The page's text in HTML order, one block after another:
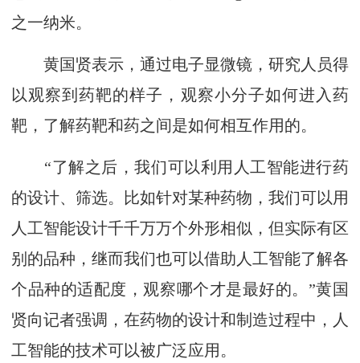
之一纳米。
黄国贤表示，通过电子显微镜，研究人员得
以观察到药靶的样子，观察小分子如何进入药
靶，了解药靶和药之间是如何相互作用的。
“了解之后，我们可以利用人工智能进行药
的设计、筛选。比如针对某种药物，我们可以用
人工智能设计千千万万个外形相似，但实际有区
别的品种，继而我们也可以借助人工智能了解各
个品种的适配度，观察哪个才是最好的。”黄国
贤向记者强调，在药物的设计和制造过程中，人
工智能的技术可以被广泛应用。